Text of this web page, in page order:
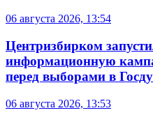
06 августа 2026, 13:54
Центризбирком
информационную
перед выборами в
06 августа 2026, 13:53